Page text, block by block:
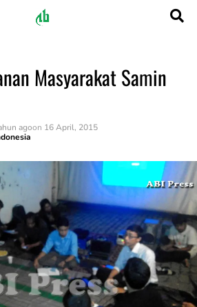
Masyarakat Samin
agoon 16 April, 2015